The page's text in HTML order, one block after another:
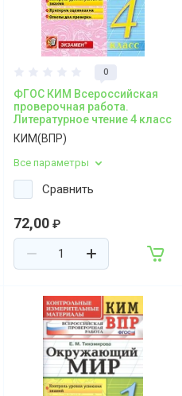
0
ФГОС КИМ Всероссийская
проверочная работа.
Литературное чтение 4 класс
КИМ(ВПР)
Все параметры
Сравнить
72,00 ₽